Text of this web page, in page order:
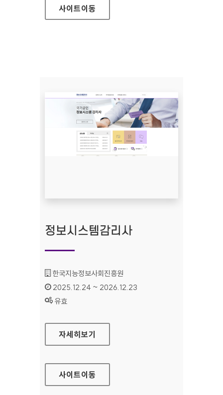
사이트이동
정보시스템감리사
기관명 :
한국지능정보사회진흥원
인증기간 :
2025.12.24 ~ 2026.12.23
상태 :
유효
정보시스템감리사
자세히보기
사이트이동